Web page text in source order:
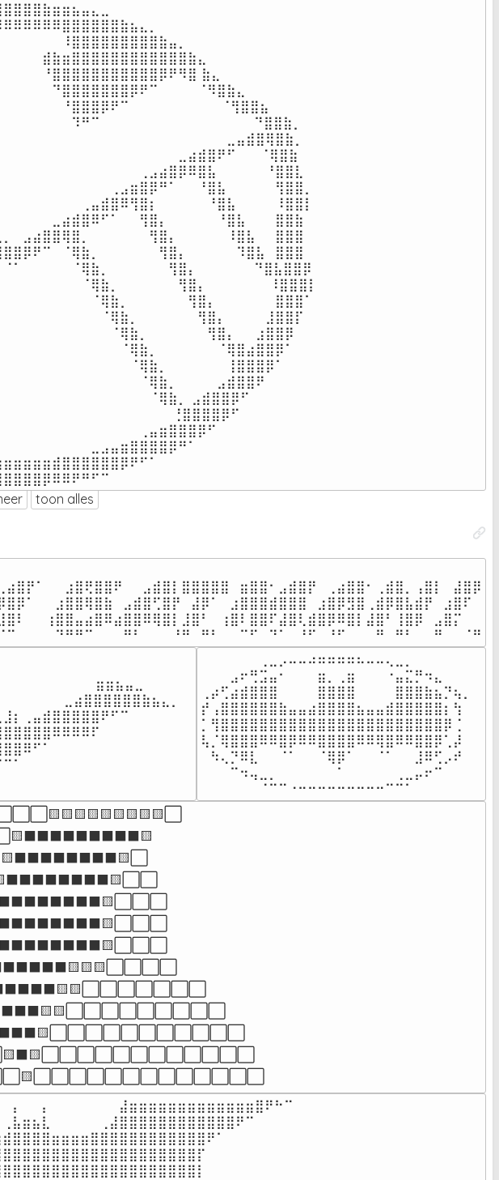
⣷⣄⠀⠀⠀⠀⠀⠀⠀⠀
⠈⢻⣿⣿⣦⠀⠀⠀⠀⠀
⠙⣿⣿⣷⡀⠀⠀⠀
⠈⢿⣿⣷⠀⠀
⠀⠙⣿⣧⣿⣿⡿
⠀⠸⣿⣿⣿⡇
⣠⣾⣿⣿⡿⠋⠀⠀⠀⠀⠀⠀
⠀⠀⢘⣿⣿⣿⣿⡿⠋⠀⠀⠀⠀⠀⠀⠀⠀
toon alles
⣶⣶⣦⣤⣀⠀⠀⠀⠀⠀
⣀⣴⣿⣿⣿⣿⣿⣿⣷⣦⣄⡀
⠀⠀⠀⠀⠀⠀⢀⣀⡠⠤⠤⠴⠶⠶⠶⠶⠦⠤⠤⢄⣀⡀⠀⠀⠀⠀⠀⠀⠀
⠀⠀⠀⣠⠖⢛⣩⣤⠂⠀⠀⠀⣶⡀⢀⣶⠀⠀⠀⠐⣤⣍⡛⠲⣄⠀⠀⠀⠀
⢀⡴⢋⣴⣾⣿⣿⣿⠀⠀⠀⠀⣿⣿⣿⣿⠀⠀⠀⠀⣿⣿⣿⣷⣦⡙⢦⡀⠀
⡞⢠⣿⣿⣿⣿⣿⣿⣷⣤⣤⣴⣿⣿⣿⣿⣦⣤⣤⣾⣿⣿⣿⣿⣿⡆⢳⠀
⡁⢻⣿⣿⣿⣿⣿⣿⣿⣿⣿⣿⣿⣿⣿⣿⣿⣿⣿⣿⣿⣿⣿⣿⣿⡿⢈
⢧⡈⢿⣿⣿⣿⠿⠿⣿⡿⠿⠿⣿⣿⣿⣿⠿⠿⢿⣿⠿⠿⣿⣿⡿⢁⡼⠀
⠀⠳⢄⡙⠿⣇⠀⠀⠈⠁⠀⠀⠈⢿⡿⠁⠀⠀⠈⠁⠀⠀⣸⠿⢋⡠⠞⠀⠀
⠀⠀⠀⠉⠲⢤⣀⡀⠀⠀⠀⠀⠀⠀⠁⠀⠀⠀⠀⠀⢀⣀⡤⠖⠉⠀⠀⠀⠀
⠀⠀⠀⠀⠀⠀⠈⠉⠉⠐⠒⠒⠒⠒⠒⠒⠒⠒⠒⠉⠉⠁⠀⠀⠀⠀⠀⠀⠀